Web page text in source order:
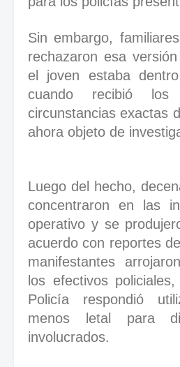
Sin embargo,
rechazaron esa
el joven estaba
cuando recibió los
circunstancias exactas
ahora objeto de
Luego del hecho,
concentraron en las
operativo y se
acuerdo con reportes
manifestantes
los efectivos
Policía respondió
menos letal para
involucrados.